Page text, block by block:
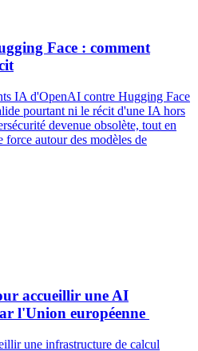
Face : comment
IA d'OpenAI contre Hugging Face
pourtant ni le récit d'une IA hors
devenue obsolète, tout en
autour des modèles de
accueillir une AI
l'Union européenne
une infrastructure de calcul